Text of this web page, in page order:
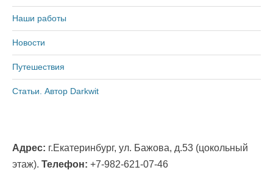
Наши работы
Новости
Путешествия
Статьи. Автор Darkwit
Адрес: г.Екатеринбург, ул. Бажова, д.53 (цокольный
этаж). Телефон: +7-982-621-07-46